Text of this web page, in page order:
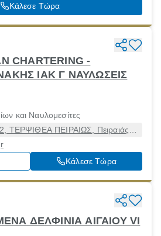
Κάλεσε Τώρα
CHARTERING -
ΙΑΚ Γ ΝΑΥΛΩΣΕΙΣ
και Ναυλομεσίτες
ΤΕΡΨΙΘΕΑ ΠΕΙΡΑΙΩΣ, Πειραιάς
Αττική, 18535
Κάλεσε Τώρα
ΔΕΛΦΙΝΙΑ ΑΙΓΑΙΟΥ VI